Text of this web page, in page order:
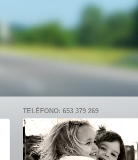
TELÉFONO: 653 379 269